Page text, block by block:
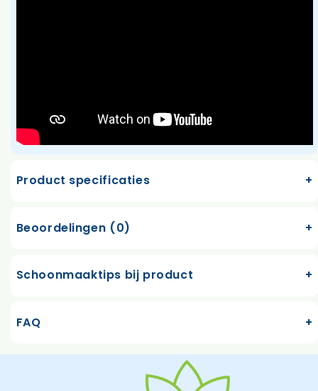
Product specificaties
Beoordelingen (0)
Schoonmaaktips bij product
FAQ